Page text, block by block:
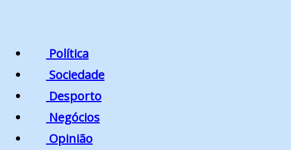
Política
Sociedade
Desporto
Negócios
Opinião